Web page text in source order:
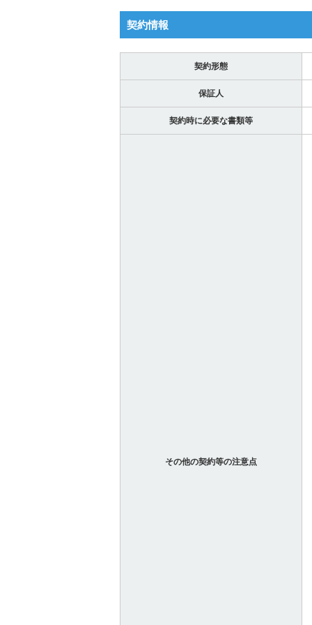
契約情報
契約形態
保証人
契約時に必要な書類等
その他の契約等の注意点